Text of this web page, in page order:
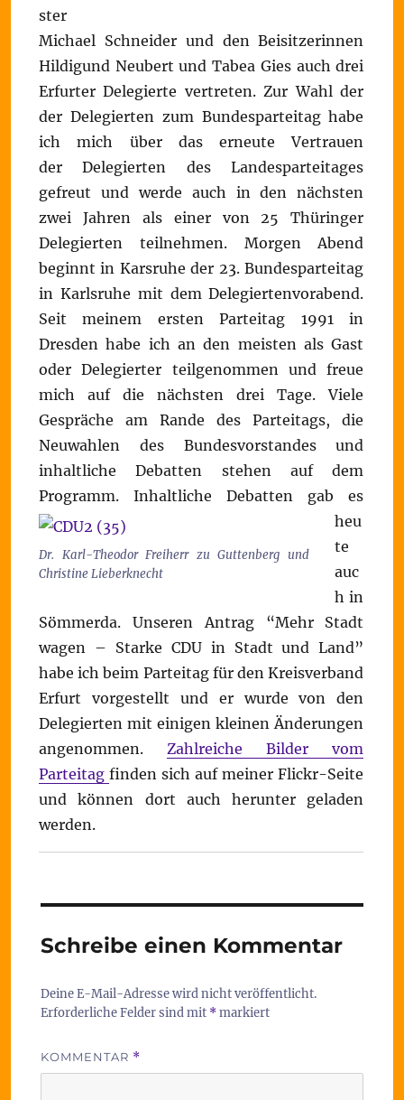
ster
Michael Schneider und den Beisitzerinnen
Hildigund Neubert und Tabea Gies auch drei
Erfurter Delegierte vertreten. Zur Wahl der
der Delegierten zum Bundesparteitag habe
ich mich über das erneute Vertrauen
der Delegierten des Landesparteitages
gefreut und werde auch in den nächsten
zwei Jahren als einer von 25 Thüringer
Delegierten teilnehmen. Morgen Abend
beginnt in Karsruhe der 23. Bundesparteitag
in Karlsruhe mit dem Delegiertenvorabend.
Seit meinem ersten Parteitag 1991 in
Dresden habe ich an den meisten als Gast
oder Delegierter teilgenommen und freue
mich auf die nächsten drei Tage. Viele
Gespräche am Rande des Parteitags, die
Neuwahlen des Bundesvorstandes und
inhaltliche Debatten stehen auf dem
Programm.
Dr. Karl-Theodor Freiherr zu Guttenberg und
Christine Lieberknecht
Inhaltliche Debatten gab es
heu
te
auc
h in
Sömmerda. Unseren Antrag “Mehr Stadt
wagen – Starke CDU in Stadt und Land”
habe ich beim Parteitag für den Kreisverband
Erfurt vorgestellt und er wurde von den
Delegierten mit einigen kleinen Änderungen
angenommen.Zahlreiche Bilder vom
Parteitagfinden sich auf meiner Flickr-Seite
und können dort auch herunter geladen
werden.
Schreibe einen Kommentar
Deine E-Mail-Adresse wird nicht veröffentlicht.
Erforderliche Felder sind mit *markiert
KOMMENTAR *